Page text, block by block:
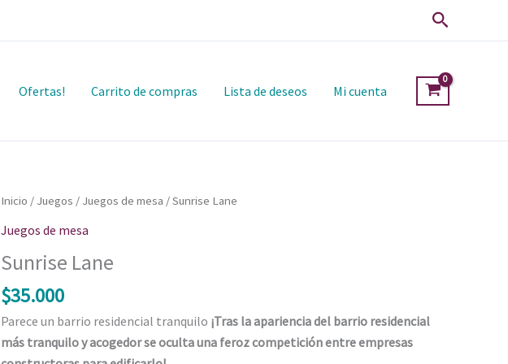
Buscar
Ofertas! Carrito de compras Lista de deseos Mi cuenta
Inicio / Juegos / Juegos de mesa / Sunrise Lane
Juegos de mesa
Sunrise Lane
$35.000
Parece un barrio residencial tranquilo ¡Tras la apariencia del barrio residencial
más tranquilo y acogedor se oculta una feroz competición entre empresas
Sunrise
cantidad